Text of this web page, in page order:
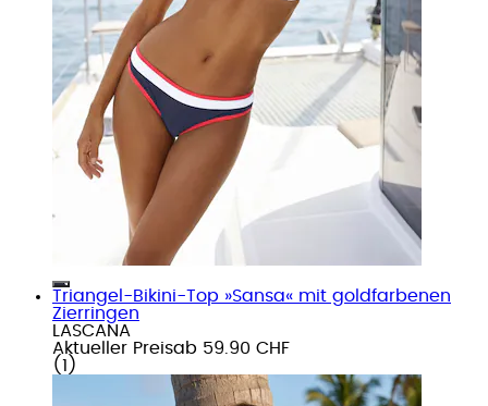
Triangel-Bikini-Top »Sansa« mit goldfarbenen
Zierringen
LASCANA
Aktueller Preisab 59.90 CHF
( 1 )